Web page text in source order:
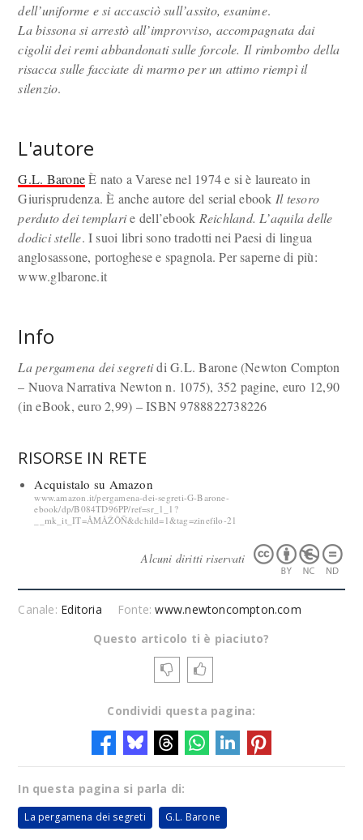
dell’uniforme e si accasciò sull’assito, esanime.
La bissona si arrestò all’improvviso, accompagnata dai
cigolii dei remi abbandonati sulle forcole. Il rimbombo della
risacca sulle facciate di marmo per un attimo riempì il
silenzio.
L'autore
G.L. BaroneÈ nato a Varese nel 1974 e si è laureato in
Giurisprudenza. È anche autore del serial ebook Il tesoro
perduto dei templarie dell’ebook Reichland. L’aquila delle
dodici stelle. I suoi libri sono tradotti nei Paesi di lingua
anglosassone, portoghese e spagnola. Per saperne di più:
www.glbarone.it
Info
La pergamena dei segretidi G.L. Barone (Newton Compton
– Nuova Narrativa Newton n. 1075), 352 pagine, euro 12,90
(in eBook, euro 2,99) – ISBN 9788822738226
RISORSE IN RETE
Acquistalo su Amazon
www.amazon.it/pergamena-dei-segreti-G-Barone-
ebook/dp/B084TD96PP/ref=sr_1_1?
__mk_it_IT=ÅMÅŽÕÑ&dchild=1&tag=zinefilo-21
Alcuni diritti riservati
Canale: Editoria Fonte:www.newtoncompton.com
Questo articolo ti è piaciuto?
Condividi questa pagina:
In questa pagina si parla di:
La pergamena dei segreti G.L. Barone